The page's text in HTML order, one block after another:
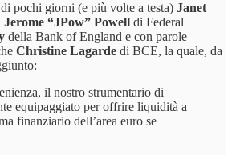
pochi giorni (e più volte a testa) Janet
Jerome “JPow” Powell di Federal
della Bank of England e con parole
Christine Lagarde di BCE, la quale, da
il nostro strumentario di
equipaggiato per offrire liquidità a
finanziario dell’area euro se